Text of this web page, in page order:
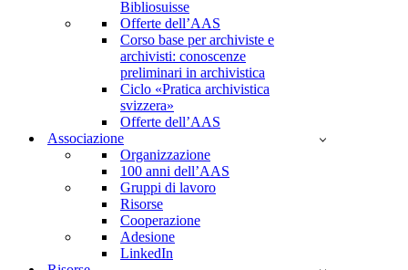
Bibliosuisse
Offerte dell’AAS
Corso base per archiviste e
archivisti: conoscenze
preliminari in archivistica
Ciclo «Pratica archivistica
svizzera»
Offerte dell’AAS
Associazione
Organizzazione
100 anni dell’AAS
Gruppi di lavoro
Risorse
Cooperazione
Adesione
LinkedIn